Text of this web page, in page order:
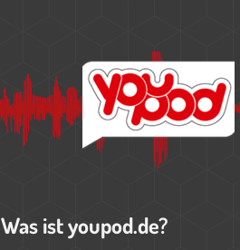
Was ist youpod.de?